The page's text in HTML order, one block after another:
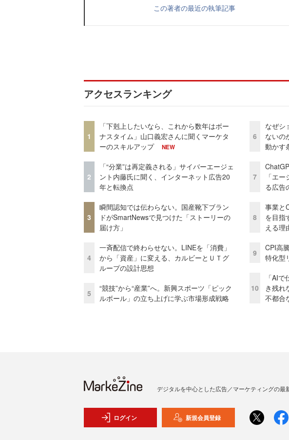
この著者の最近の執筆記事
アクセスランキング
1
「下剋上したいなら、これから数年はボー
ナスタイム」山口義宏さんに聞くマーケタ
ーのスキルアップ
NEW
2
「“分業”は再定義される」サイバーエージェ
ント内藤氏に聞く、インターネット広告20
年と転換点
3
瞬間認知では伝わらない。国産靴下ブラン
ドがSmartNewsで見つけた「ストーリーの
届け方」
4
一斉配信で終わらせない。LINEを「消費」
から「資産」に変える、カルビーとＵＴグ
ループの設計思想
5
“競技”から“産業”へ。新興スポーツ「ピック
ルボール」の立ち上げに学ぶ市場形成戦略
6
なぜシ
ないの
動かす
7
「エ
る広告
8
事業と
を目指
える理
9
CPI高
特化型
10
「AI
き残れ
不都合
デジタルを中心とした広告／マーケティングの最
ログイン 新規会員登録